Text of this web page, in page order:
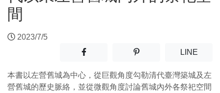
間
2023/7/5
分享至facebook(另開新視窗)
分享至噗浪(另開新視窗)
LINE(另開
本書以左營舊城為中心，從巨觀角度勾勒清代臺灣築城及左
營舊城的歷史脈絡，並從微觀角度討論舊城內外各祭祀空間